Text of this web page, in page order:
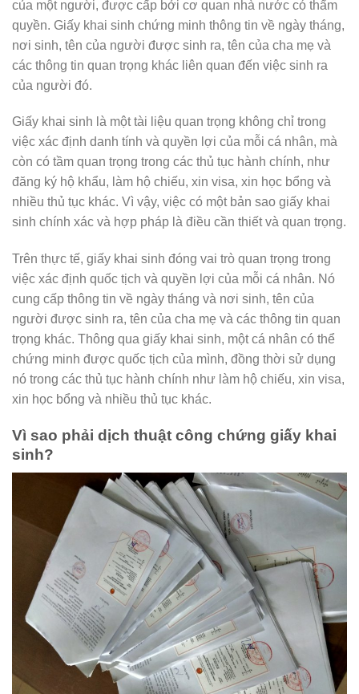
của một người, được cấp bởi cơ quan nhà nước có thẩm
quyền. Giấy khai sinh chứng minh thông tin về ngày tháng,
nơi sinh, tên của người được sinh ra, tên của cha mẹ và
các thông tin quan trọng khác liên quan đến việc sinh ra
của người đó.
Giấy khai sinh là một tài liệu quan trọng không chỉ trong
việc xác định danh tính và quyền lợi của mỗi cá nhân, mà
còn có tầm quan trọng trong các thủ tục hành chính, như
đăng ký hộ khẩu, làm hộ chiếu, xin visa, xin học bổng và
nhiều thủ tục khác. Vì vậy, việc có một bản sao giấy khai
sinh chính xác và hợp pháp là điều cần thiết và quan trọng.
Trên thực tế, giấy khai sinh đóng vai trò quan trọng trong
việc xác định quốc tịch và quyền lợi của mỗi cá nhân. Nó
cung cấp thông tin về ngày tháng và nơi sinh, tên của
người được sinh ra, tên của cha mẹ và các thông tin quan
trọng khác. Thông qua giấy khai sinh, một cá nhân có thể
chứng minh được quốc tịch của mình, đồng thời sử dụng
nó trong các thủ tục hành chính như làm hộ chiếu, xin visa,
xin học bổng và nhiều thủ tục khác.
Vì sao phải dịch thuật công chứng giấy khai
sinh?